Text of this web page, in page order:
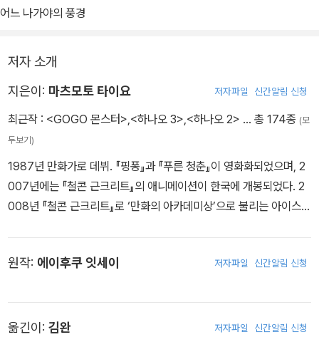
어느 나가야의 풍경
저자 소개
지은이: 마츠모토 타이요 저자파일 신간알림 신청
최근작 : <GOGO 몬스터> <하나오 3> <하나오 2> … 총 174종 (모
두보기)
1987년 만화가로 데뷔. 『핑퐁』과 『푸른 청춘』이 영화화되었으며, 2
007년에는 『철콘 근크리트』의 애니메이션이 한국에 개봉되었다. 2
008년 『철콘 근크리트』로 ‘만화의 아카데미상’으로 불리는 아이스너
만화대상을 수상했다. 2020년에 『루브르의 고양이』로 두번째 아이
다. 주요 작품 『STRAIGHT』(1989) 『ZERO』(1991) 『하나오』(19
92) 『푸른 청춘』(1993) 『철근 콘크리트』(1994) 『핑퐁』(1996) 『G
원작: 에이후쿠 잇세이 저자파일 신간알림 신청
옮긴이: 김완 저자파일 신간알림 신청